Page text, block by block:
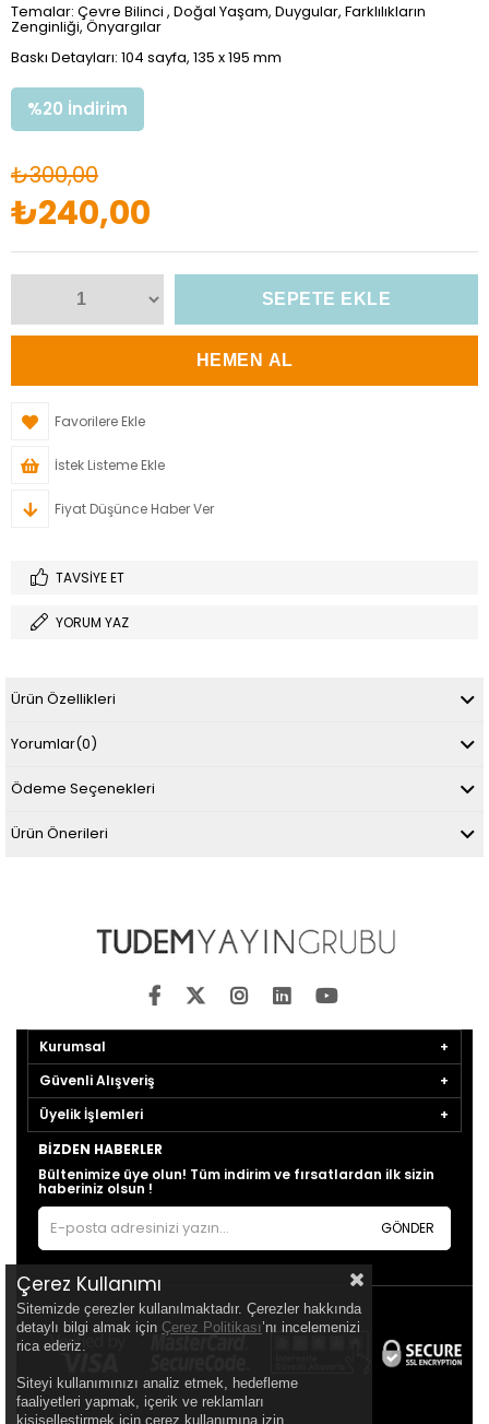
Temalar: Çevre Bilinci , Doğal Yaşam, Duygular, Farklılıkların
Zenginliği, Önyargılar
Baskı Detayları: 104 sayfa, 135 x 195 mm
%20 İndirim
₺300,00
₺240,00
Favorilere Ekle
İstek Listeme Ekle
Fiyat Düşünce Haber Ver
TAVSIYE ET
YORUM YAZ
Ürün Özellikleri
Yorumlar(0)
Ödeme Seçenekleri
Ürün Önerileri
Kurumsal
Güvenli Alışveriş
Üyelik İşlemleri
BIZDEN HABERLER
Bültenimize üye olun! Tüm indirim ve fırsatlardan ilk sizin
haberiniz olsun !
GÖNDER
Çerez Kullanımı
Sitemizde çerezler kullanılmaktadır. Çerezler hakkında
detaylı bilgi almak için Çerez Politikası’nı incelemenizi
rica ederiz.
Siteyi kullanımınızı analiz etmek, hedefleme
faaliyetleri yapmak, içerik ve reklamları
kişiselleştirmek için çerez kullanımına izin